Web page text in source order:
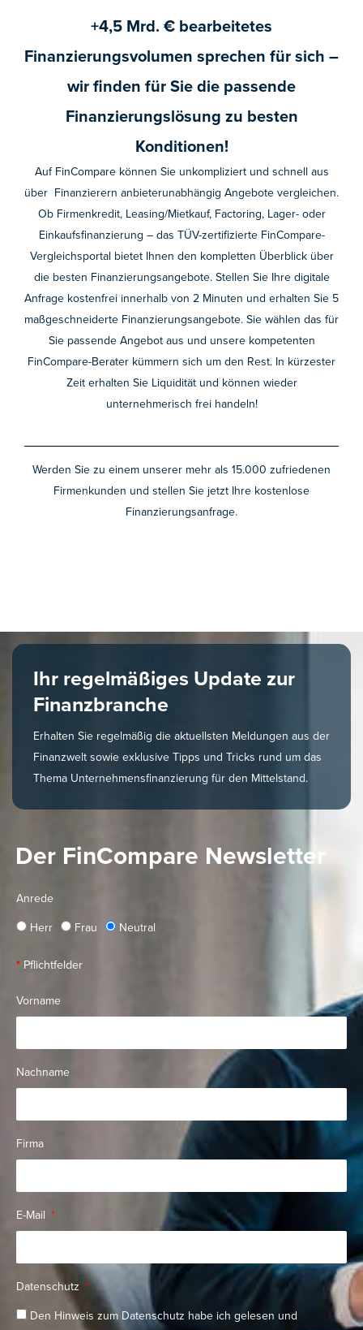
+4,5 Mrd. € bearbeitetes
Finanzierungsvolumen sprechen für sich –
wir finden für Sie die passende
Finanzierungslösung zu besten
Konditionen!
Auf FinCompare können Sie unkompliziert und schnell aus
über Finanzierern anbieterunabhängig Angebote vergleichen.
Ob Firmenkredit, Leasing/Mietkauf, Factoring, Lager- oder
Einkaufsfinanzierung – das TÜV-zertifizierte FinCompare-
Vergleichsportal bietet Ihnen den kompletten Überblick über
die besten Finanzierungsangebote. Stellen Sie Ihre digitale
Anfrage kostenfrei innerhalb von 2 Minuten und erhalten Sie 5
maßgeschneiderte Finanzierungsangebote. Sie wählen das für
Sie passende Angebot aus und unsere kompetenten
FinCompare-Berater kümmern sich um den Rest. In kürzester
Zeit erhalten Sie Liquidität und können wieder
unternehmerisch frei handeln!
Werden Sie zu einem unserer mehr als 15.000 zufriedenen
Firmenkunden und stellen Sie jetzt Ihre kostenlose
Finanzierungsanfrage.
Ihr regelmäßiges Update zur
Finanzbranche​​
Erhalten Sie regelmäßig die aktuellsten Meldungen aus der
Finanzwelt sowie exklusive Tipps und Tricks rund um das
Thema Unternehmensfinanzierung für den Mittelstand.
Der FinCompare Newsletter
Anrede
Herr
Frau Neutral
* Pflichtfelder
Vorname
Nachname
Firma
E-Mail
Datenschutz
Den Hinweis zum Datenschutz habe ich gelesen und